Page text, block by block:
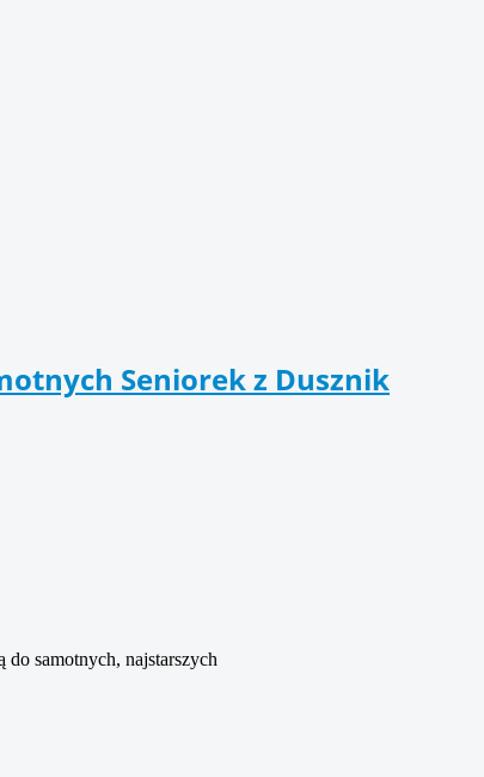
Seniorek z Dusznik
samotnych, najstarszych